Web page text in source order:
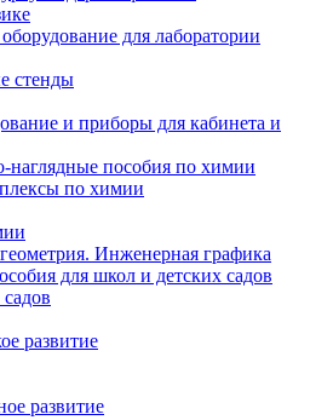
для лаборатории
стенды
и приборы для кабинета и
наглядные пособия по химии
по химии
Инженерная графика
для школ и детских садов
развитие
развитие